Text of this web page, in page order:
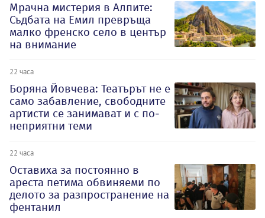
Мрачна мистерия в Алпите:
Съдбата на Емил превръща
малко френско село в център
на внимание
22 часа
Боряна Йовчева: Театърът не е
само забавление, свободните
артисти се занимават и с по-
неприятни теми
22 часа
Оставиха за постоянно в
ареста петима обвиняеми по
делото за разпространение на
фентанил